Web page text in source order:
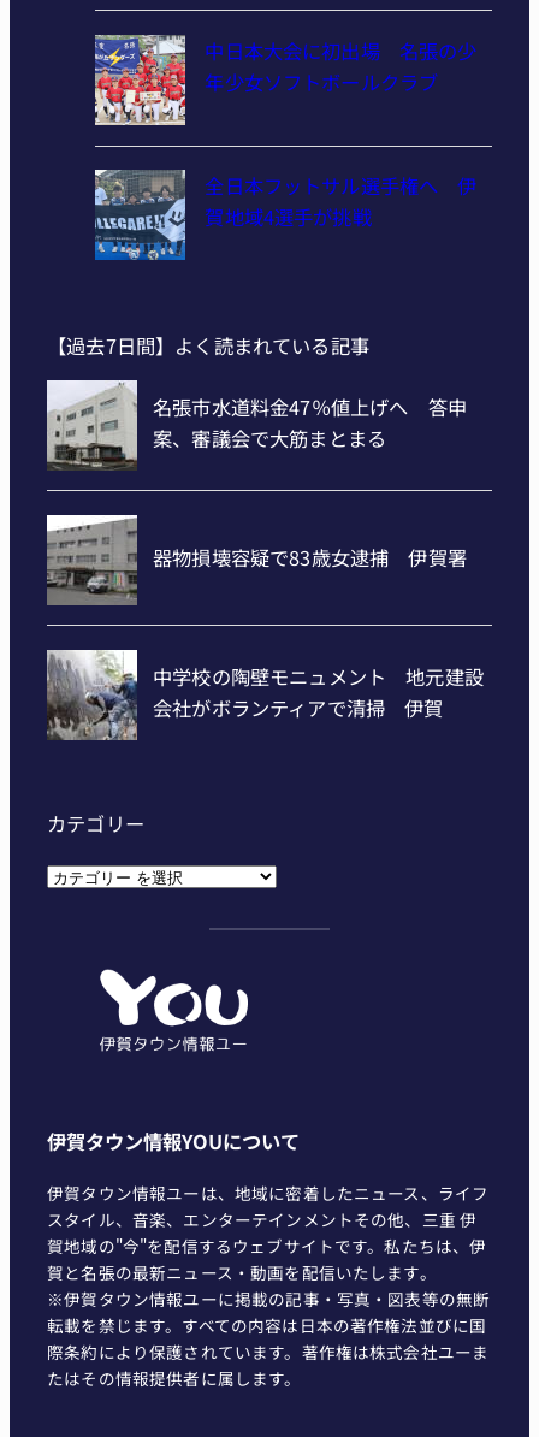
中日本大会に初出場 名張の少
年少女ソフトボールクラブ
全日本フットサル選手権へ 伊
賀地域4選手が挑戦
【過去7日間】よく読まれている記事
カテゴリー
カ
伊賀タウン情報YOUについて
伊賀タウン情報ユーは、地域に密着したニュース、ライフ
スタイル、音楽、エンターテインメントその他、三重 伊
賀地域の"今"を配信するウェブサイトです。私たちは、伊
賀と名張の最新ニュース・動画を配信いたします。
※伊賀タウン情報ユーに掲載の記事・写真・図表等の無断
転載を禁じます。すべての内容は日本の著作権法並びに国
際条約により保護されています。著作権は株式会社ユーま
たはその情報提供者に属します。